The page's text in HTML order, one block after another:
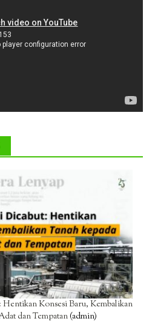
Konsesi Baru, Kembalikan
dan Tempatan(admin)